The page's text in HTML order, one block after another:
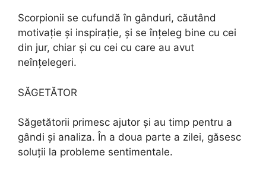
Scorpionii se cufundă în gânduri, căutând
motivație și inspirație, și se înțeleg bine cu cei
din jur, chiar și cu cei cu care au avut
neînțelegeri.
SĂGETĂTOR
Săgetătorii primesc ajutor și au timp pentru a
gândi și analiza. În a doua parte a zilei, găsesc
soluții la probleme sentimentale.